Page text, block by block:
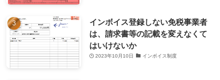
インボイス登録しない免税事業者
は、請求書等の記載を変えなくて
はいけないか
2023年10月10日 インボイス制度